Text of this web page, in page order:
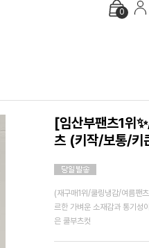
0
[임산부팬츠1위
츠 (키작/보통/키
(재구매1위/쿨링냉감/여름팬
르한 가벼운 소재감과 통기성
은 쿨부츠컷